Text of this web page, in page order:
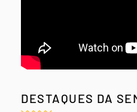
DESTAQUES DA